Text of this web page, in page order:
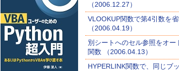
（2006.12.27）
VLOOKUP関数で第4引数を
（2006.04.19）
別シートへのセル参照をオ
関数 （2006.04.13）
HYPERLINK関数で、同じブ